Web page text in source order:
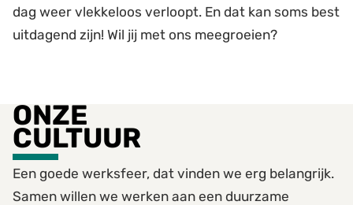
dag weer vlekkeloos verloopt. En dat kan soms best
uitdagend zijn! Wil jij met ons meegroeien?
ONZE
CULTUUR
Een goede werksfeer, dat vinden we erg belangrijk.
Samen willen we werken aan een duurzame